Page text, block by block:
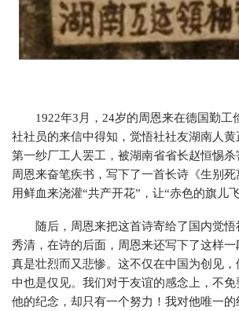
1922年3月，24岁的周恩来在德国勤工
社社员的来信中得知，觉悟社社友湖南人
第一纱厂工人罢工，被湖南省省长赵恒惕
周恩来奋笔疾书，写下了一首长诗《生别
用鲜血来浇灌“共产开花”，让“赤色的旗儿飞
随后，周恩来把这首诗寄给了国内觉
秀清，在诗的后面，周恩来还写下了这样一
真是壮烈而又悲惨。这不仅在中国为创见
中也是仅见。我们对于友谊的感念上，不
他的纪念，却只有一个努力！我对他唯一